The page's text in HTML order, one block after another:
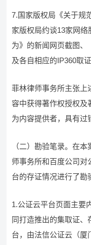
7.国家版权局《关于规
家版权局约谈13家网
为》的新闻网页截图、
及各自相应的IP360取
菲林律师事务所主张上
容中获得著作权授权及
为内容提供者，具有过
（二）勘验笔录。在
师事务所和百度公司对
台的存证情况进行了勘
1.公证云平台页面主要
同打造推出的集取证
台，由法信公证云（厦